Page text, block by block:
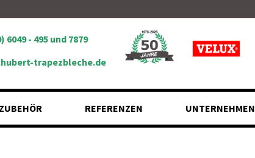
6049 - 495 und 7879
trapezbleche.de
ZUBEHÖR REFERENZEN UNTERNEHMEN